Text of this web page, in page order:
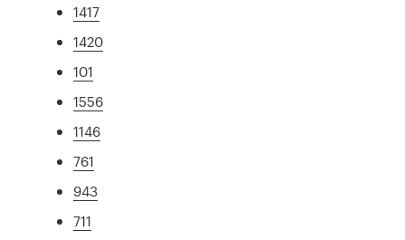
1417
1420
101
1556
1146
761
943
711